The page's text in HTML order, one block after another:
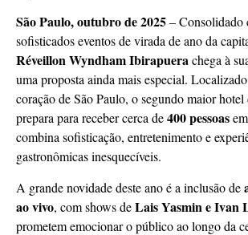
São Paulo,outubro de 2025– Consolidado
sofisticados eventos de virada de ano da
Réveillon Wyndham Ibirapuerachega à
uma proposta ainda mais especial.
coração de São Paulo, o segundo maior hotel
prepara para receber cerca de400 pessoas
combina sofisticação, entretenimento e
gastronômicas inesquecíveis.
A grande novidade deste ano é a inclusão de
ao vivo, com shows deLais Yasmin e Ivan
prometem emocionar o público ao longo da